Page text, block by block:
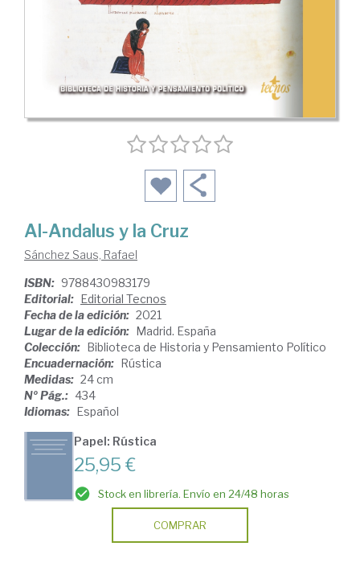
Al-Andalus y la Cruz
Sánchez Saus, Rafael
ISBN: 9788430983179
Editorial: Editorial Tecnos
Fecha de la edición: 2021
Lugar de la edición: Madrid. España
Colección: Biblioteca de Historia y Pensamiento Político
Encuadernación: Rústica
Medidas: 24 cm
Nº Pág.: 434
Idiomas: Español
Papel: Rústica
25,95 €
Stock en librería. Envío en 24/48 horas
COMPRAR